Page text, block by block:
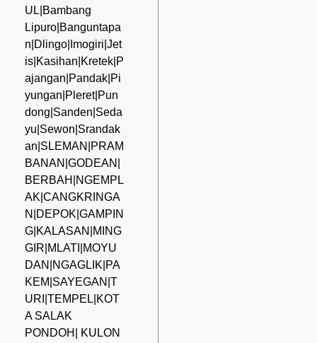
UL|Bambang
Lipuro|Banguntapa
n|Dlingo|Imogiri|Jet
is|Kasihan|Kretek|P
ajangan|Pandak|Pi
yungan|Pleret|Pun
dong|Sanden|Seda
yu|Sewon|Srandak
an|SLEMAN|PRAM
BANAN|GODEAN|
BERBAH|NGEMPL
AK|CANGKRINGA
N|DEPOK|GAMPIN
G|KALASAN|MING
GIR|MLATI|MOYU
DAN|NGAGLIK|PA
KEM|SAYEGAN|T
URI|TEMPEL|KOT
A SALAK
PONDOH| KULON